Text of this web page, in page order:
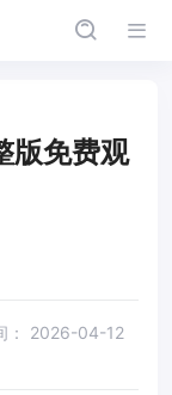
版免费观
： 2026-04-12